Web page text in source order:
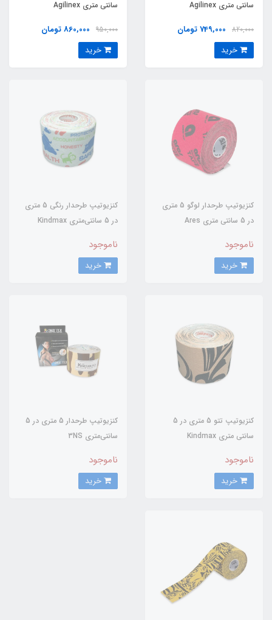
سانتی متری Agilinex
820,000 749,000 تومان
سانتی متری Agilinex
950,000 860,000 تومان
کنزیوتیپ طرحدار لوگو 5 متری
در 5 سانتی متری Ares
ناموجود
کنزیوتیپ طرحدار رنگی 5 متری
در 5 سانتی‌متری Kindmax
ناموجود
کنزیوتیپ تتو 5 متری در 5
سانتی متری Kindmax
ناموجود
کنزيوتيپ طرحدار 5 متری در 5
سانتی‌متری 3NS
ناموجود